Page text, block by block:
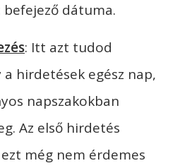
dátuma.
: Itt azt tudod
hirdetések egész nap,
napszakokban
Az első hirdetés
még nem érdemes